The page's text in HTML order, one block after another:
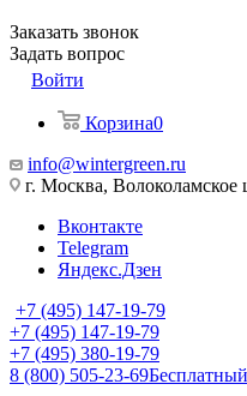
Заказать звонок
Задать вопрос
Войти
Корзина0
info@wintergreen.ru
г. Москва, Волоколамское
Вконтакте
Telegram
Яндекс.Дзен
+7 (495) 147-19-79
+7 (495) 147-19-79
+7 (495) 380-19-79
8 (800) 505-23-69